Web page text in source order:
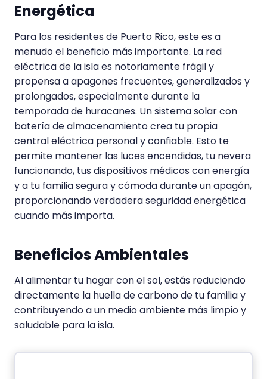
Energética
Para los residentes de Puerto Rico, este es a
menudo el beneficio más importante. La red
eléctrica de la isla es notoriamente frágil y
propensa a apagones frecuentes, generalizados y
prolongados, especialmente durante la
temporada de huracanes. Un sistema solar con
batería de almacenamiento crea tu propia
central eléctrica personal y confiable. Esto te
permite mantener las luces encendidas, tu nevera
funcionando, tus dispositivos médicos con energía
y a tu familia segura y cómoda durante un apagón,
proporcionando verdadera seguridad energética
cuando más importa.
Beneficios Ambientales
Al alimentar tu hogar con el sol, estás reduciendo
directamente la huella de carbono de tu familia y
contribuyendo a un medio ambiente más limpio y
saludable para la isla.